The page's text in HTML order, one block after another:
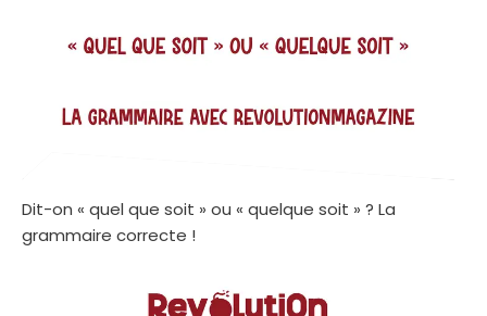
Dit-on « quel que soit » ou « quelque soit » ? La
grammaire correcte !